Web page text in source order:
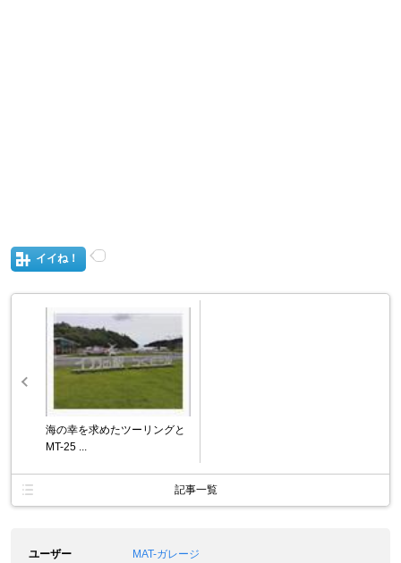
イイね！
海の幸を求めたツーリングと
MT-25 ...
記事一覧
ユーザー MAT-ガレージ